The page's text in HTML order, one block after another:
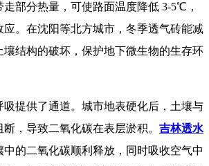
部分热量，可使路面温度降低 3-5℃，
应。在沈阳等北方城市，冬季透气砖能减
壤结构的破坏，保护地下微生物的生存环
吸提供了通道。城市地表硬化后，土壤与
，导致二氧化碳在表层淤积。 吉林透水
的二氧化碳顺利释放，同时吸收空气中